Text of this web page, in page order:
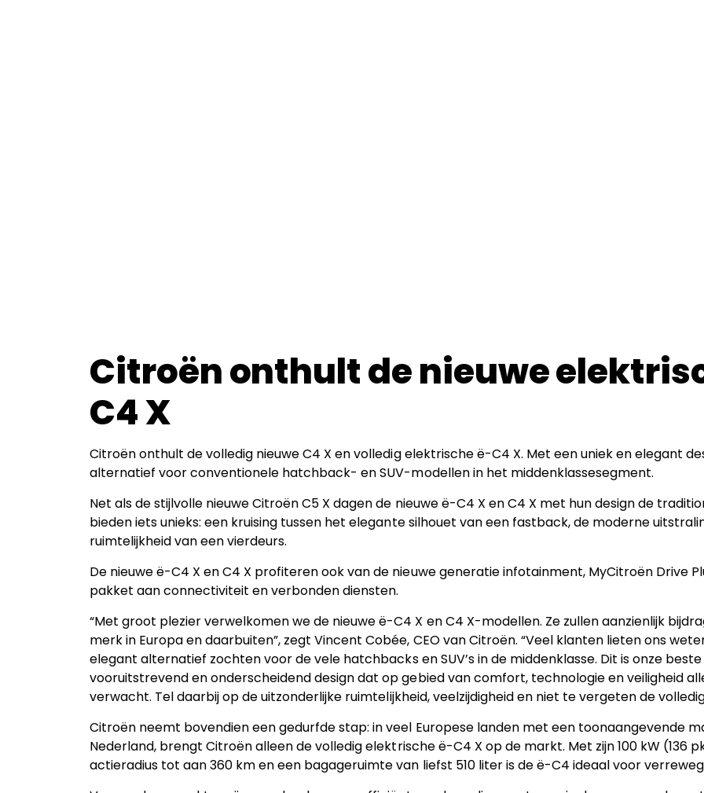
Citroën onthult de nieuwe
C4 X
Citroën onthult de volledig nieuwe C4 X en volledig elektrische ë-C4 X. Met een uniek en elegant
alternatief voor conventionele hatchback- en SUV-modellen in het middenklassesegment.
Net als de stijlvolle nieuwe Citroën C5 X dagen de nieuwe ë-C4 X en C4 X met hun design de
bieden iets unieks: een kruising tussen het elegante silhouet van een fastback, de moderne
ruimtelijkheid van een vierdeurs.
De nieuwe ë-C4 X en C4 X profiteren ook van de nieuwe generatie infotainment, MyCitroën Drive
pakket aan connectiviteit en verbonden diensten.
“Met groot plezier verwelkomen we de nieuwe ë-C4 X en C4 X-modellen. Ze zullen aanzienlijk
merk in Europa en daarbuiten”, zegt Vincent Cobée, CEO van Citroën. “Veel klanten lieten ons
elegant alternatief zochten voor de vele hatchbacks en SUV’s in de middenklasse. Dit is onze
vooruitstrevend en onderscheidend design dat op gebied van comfort, technologie en veiligheid
verwacht. Tel daarbij op de uitzonderlijke ruimtelijkheid, veelzijdigheid en niet te vergeten de
Citroën neemt bovendien een gedurfde stap: in veel Europese landen met een toonaangevende
Nederland, brengt Citroën alleen de volledig elektrische ë-C4 X op de markt. Met zijn 100 kW (136
actieradius tot aan 360 km en een bagageruimte van liefst 510 liter is de ë-C4 ideaal voor